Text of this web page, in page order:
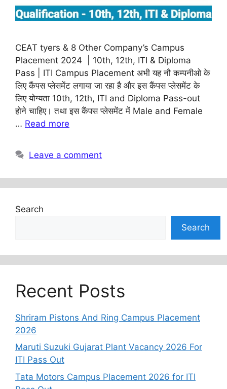
CEAT tyers & 8 Other Company’s Campus
Placement 2024 | 10th, 12th, ITI & Diploma
Pass | ITI Campus Placement अभी यह नौ कम्पनीओ के
लिए कैंपस प्लेसमेंट लगाया जा रहा है और इस कैंपस प्लेसमेंट के
लिए योग्यता 10th, 12th, ITI and Diploma Pass-out
होने चाहिए। तथा इस कैंपस प्लेसमेंट में Male and Female
… Read more
Leave a comment
Search
Search
Recent Posts
Shriram Pistons And Ring Campus Placement
2026
Maruti Suzuki Gujarat Plant Vacancy 2026 For
ITI Pass Out
Tata Motors Campus Placement 2026 for ITI